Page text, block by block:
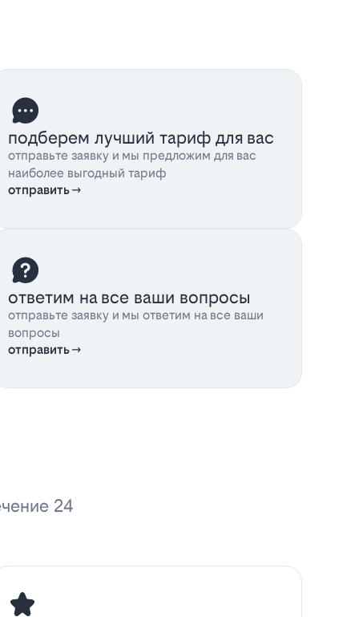
подберем лучший тариф для вас
отправьте заявку и мы предложим для вас
наиболее выгодный тариф
отправить
ответим на все ваши вопросы
отправьте заявку и мы ответим на все ваши
вопросы
отправить
24